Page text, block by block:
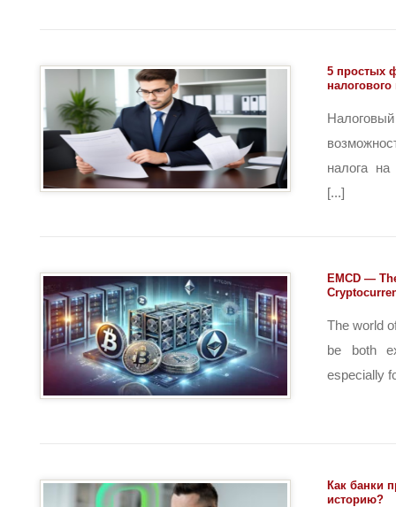
5 простых
налога
[...]
EMCD —
The world
be both
especially
Как банки
историю?